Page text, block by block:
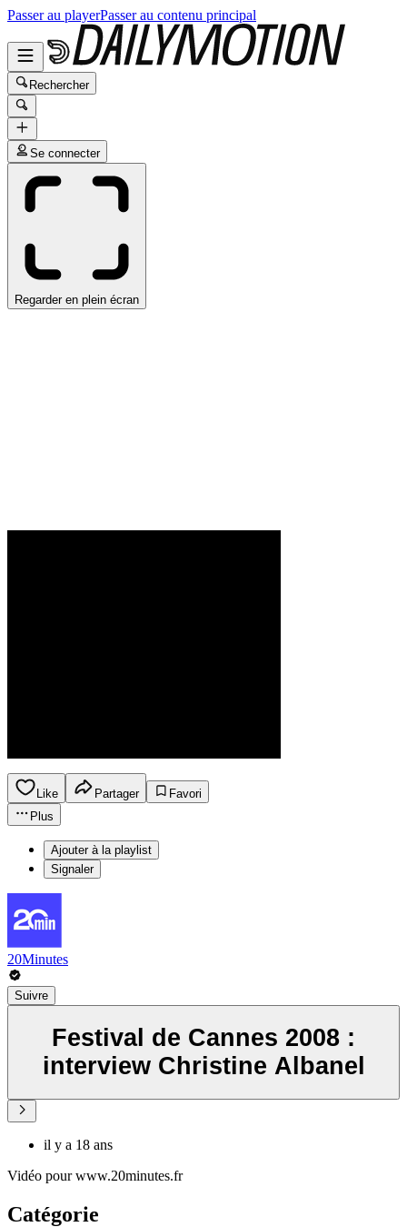
Passer au playerPasser au contenu principal
Rechercher
Se connecter
Regarder en plein écran
Like Partager
Favori
Plus
Ajouter à la playlist
Signaler
20Minutes
Suivre
Festival de Cannes 2008 :
interview Christine Albanel
il y a 18 ans
Vidéo pour www.20minutes.fr
Catégorie